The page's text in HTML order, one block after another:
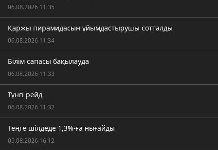
06.08.2026 11:35
Қаржы пирамидасын ұйымдастырушы сотталды
06.08.2026 11:34
Білім сапасы бақылауда
06.08.2026 11:33
Түнгі рейд
06.08.2026 11:32
Теңге шілдеде 1,3%-ға нығайды
05.08.2026 16:12